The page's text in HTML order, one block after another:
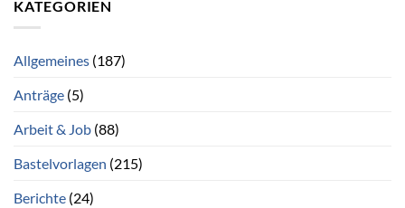
KATEGORIEN
Allgemeines (187)
Anträge (5)
Arbeit & Job (88)
Bastelvorlagen (215)
Berichte (24)